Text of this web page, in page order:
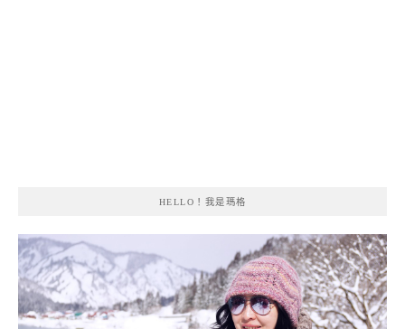
HELLO！我是瑪格